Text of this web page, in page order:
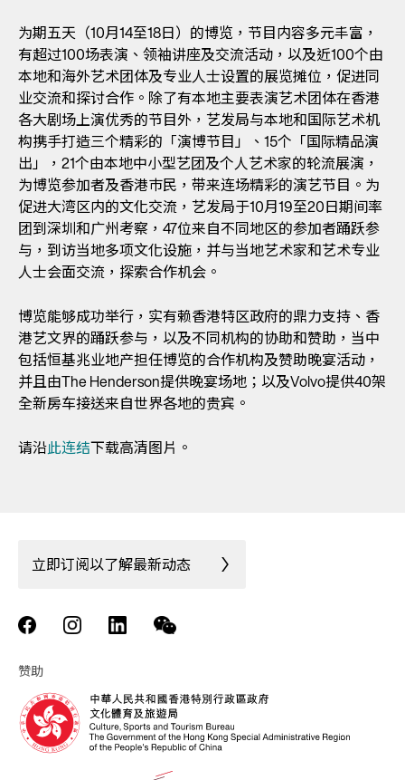
为期五天（10月14至18日）的博览，节目内容多元丰富，
有超过100场表演、领袖讲座及交流活动，以及近100个由
本地和海外艺术团体及专业人士设置的展览摊位，促进同
业交流和探讨合作。除了有本地主要表演艺术团体在香港
各大剧场上演优秀的节目外，艺发局与本地和国际艺术机
构携手打造三个精彩的「演博节目」、15个「国际精品演
出」，21个由本地中小型艺团及个人艺术家的轮流展演，
为博览参加者及香港巿民，带来连场精彩的演艺节目。为
促进大湾区内的文化交流，艺发局于10月19至20日期间率
团到深圳和广州考察，47位来自不同地区的参加者踊跃参
与，到访当地多项文化设施，并与当地艺术家和艺术专业
人士会面交流，探索合作机会。
博览能够成功举行，实有赖香港特区政府的鼎力支持、香
港艺文界的踊跃参与，以及不同机构的协助和赞助，当中
包括恒基兆业地产担任博览的合作机构及赞助晚宴活动，
并且由The Henderson提供晚宴场地；以及Volvo提供40架
全新房车接送来自世界各地的贵宾。
请沿此连结下载高清图片。
立即订阅以了解最新动态
赞助